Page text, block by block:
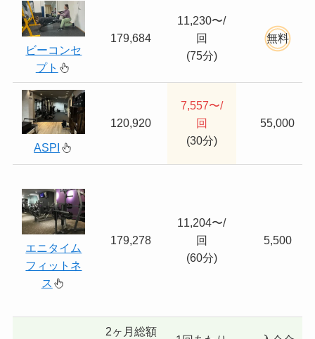
ビーコンセ
プト
179,684
11,230〜/
回
(75分)
無料
ASPI
120,920
7,557〜/
回
(30分)
55,000
エニタイム
フィットネ
ス
179,278
11,204〜/
回
(60分)
5,500
2ヶ月総額